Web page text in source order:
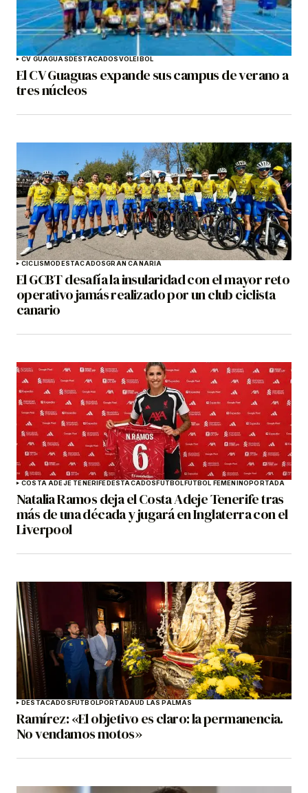
CV GUAGUASDESTACADOSVOLEIBOL
El CV Guaguas expande sus campus de verano a
tres núcleos
CICLISMODESTACADOSGRAN CANARIA
El GCBT desafía la insularidad con el mayor reto
operativo jamás realizado por un club ciclista
canario
COSTA ADEJE TENERIFEDESTACADOSFÚTBOLFÚTBOL FEMENINOPORTADA
Natalia Ramos deja el Costa Adeje Tenerife tras
más de una década y jugará en Inglaterra con el
Liverpool
DESTACADOSFÚTBOLPORTADAUD LAS PALMAS
Ramírez: «El objetivo es claro: la permanencia.
No vendamos motos»